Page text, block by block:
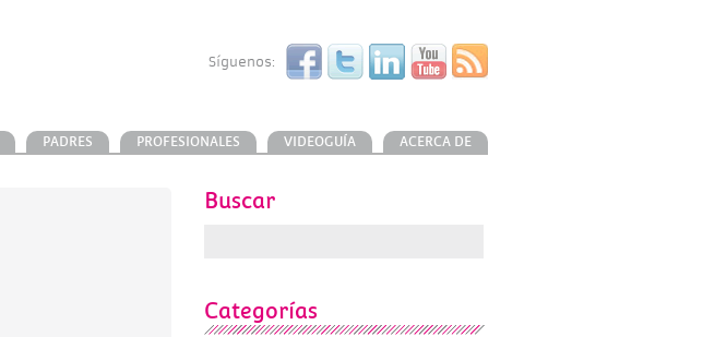
Síguenos:
PADRES PROFESIONALES VIDEOGUÍA ACERCA DE
Buscar
Categorías